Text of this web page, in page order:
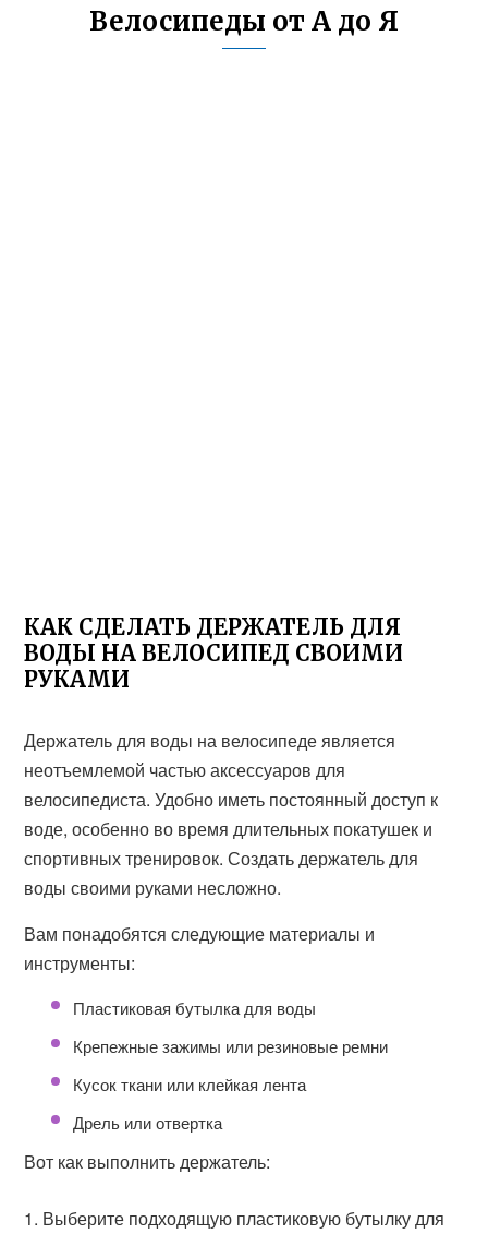
Велосипеды от А до Я
КАК СДЕЛАТЬ ДЕРЖАТЕЛЬ ДЛЯ
ВОДЫ НА ВЕЛОСИПЕД СВОИМИ
РУКАМИ
Держатель для воды на велосипеде является
неотъемлемой частью аксессуаров для
велосипедиста. Удобно иметь постоянный доступ к
воде, особенно во время длительных покатушек и
спортивных тренировок. Создать держатель для
воды своими руками несложно.
Вам понадобятся следующие материалы и
инструменты:
Пластиковая бутылка для воды
Крепежные зажимы или резиновые ремни
Кусок ткани или клейкая лента
Дрель или отвертка
Вот как выполнить держатель:
Выберите подходящую пластиковую бутылку для